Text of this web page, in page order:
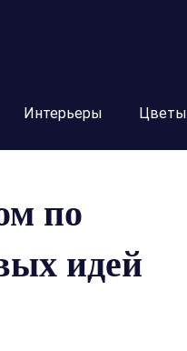
Интерьеры Цветы
по
идей